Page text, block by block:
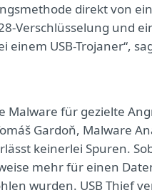
direkt von
Verschlüsselung und
einem USB-Trojaner“,
Malware für gezielte
Gardoň, Malware
keinerlei Spuren.
mehr für einen
wurden. USB Thief